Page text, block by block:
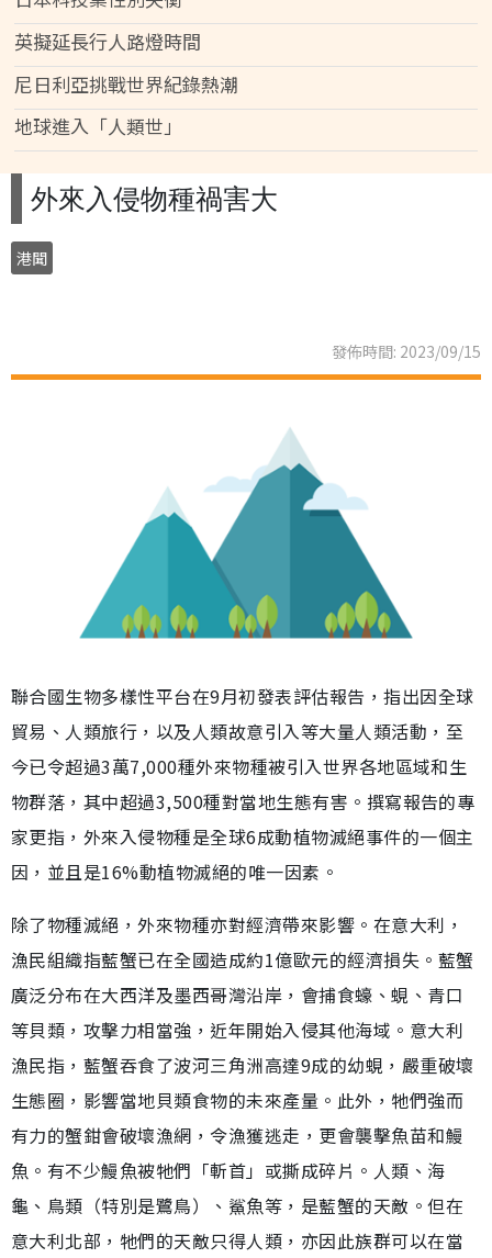
英擬延長行人路燈時間
尼日利亞挑戰世界紀錄熱潮
地球進入「人類世」
外來入侵物種禍害大
港聞
發佈時間: 2023/09/15
聯合國生物多樣性平台在9月初發表評估報告，指出因全球
貿易、人類旅行，以及人類故意引入等大量人類活動，至
今已令超過3萬7,000種外來物種被引入世界各地區域和生
物群落，其中超過3,500種對當地生態有害。撰寫報告的專
家更指，外來入侵物種是全球6成動植物滅絕事件的一個主
因，並且是16%動植物滅絕的唯一因素。
除了物種滅絕，外來物種亦對經濟帶來影響。在意大利，
漁民組織指藍蟹已在全國造成約1億歐元的經濟損失。藍蟹
廣泛分布在大西洋及墨西哥灣沿岸，會捕食蠔、蜆、青口
等貝類，攻擊力相當強，近年開始入侵其他海域。意大利
漁民指，藍蟹吞食了波河三角洲高達9成的幼蜆，嚴重破壞
生態圈，影響當地貝類食物的未來產量。此外，牠們強而
有力的蟹鉗會破壞漁網，令漁獲逃走，更會襲擊魚苗和鰻
魚。有不少鰻魚被牠們「斬首」或撕成碎片。人類、海
龜、鳥類（特別是鷺鳥）、鯊魚等，是藍蟹的天敵。但在
意大利北部，牠們的天敵只得人類，亦因此族群可以在當